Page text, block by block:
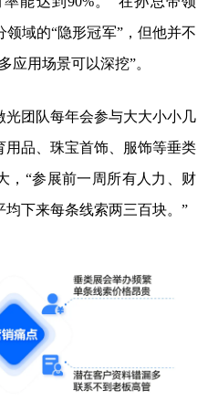
域的“隐形冠军”，但他并不
应用场景可以深挖”。
光团队每年会参与大大小小几
品、珠宝首饰、服饰等垂类
，“参展前一周所有人力、财
下来每条线索两三百块。”